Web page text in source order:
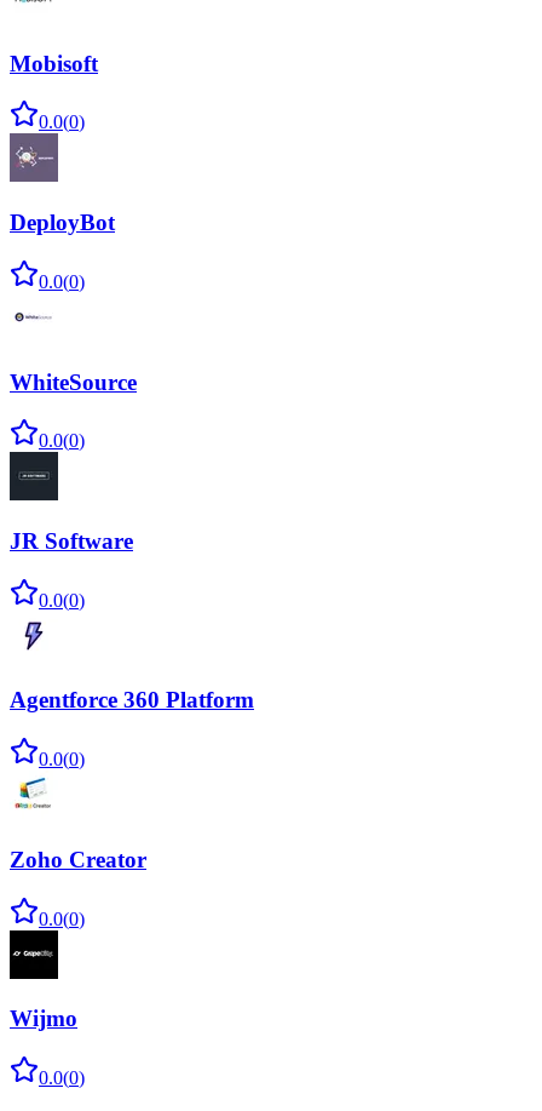
Mobisoft
0.0(0)
DeployBot
0.0(0)
WhiteSource
0.0(0)
JR Software
0.0(0)
Agentforce 360 Platform
0.0(0)
Zoho Creator
0.0(0)
Wijmo
0.0(0)